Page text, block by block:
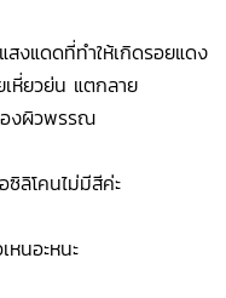
งแดดที่ทำให้เกิดรอยแดง
หี่ยวย่น แตกลาย
องผิวพรรณ
ซิลิโคนไม่มีสีค่ะ
หนอะหนะ